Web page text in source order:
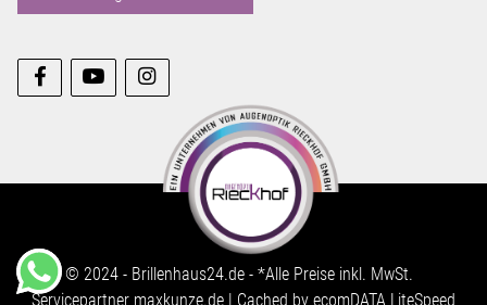
© 2024 - Brillenhaus24.de - *Alle Preise inkl. MwSt.
Servicepartner maxkunze.de | Cached by ecomDATA LiteSpeed